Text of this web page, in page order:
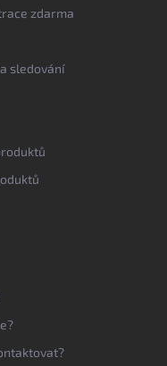
zdarma
sledování